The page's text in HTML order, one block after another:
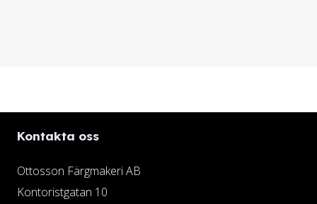
Kontakta oss
Ottosson Färgmakeri AB
Kontoristgatan 10